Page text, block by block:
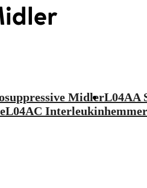
MidlerL04AA
L04AC